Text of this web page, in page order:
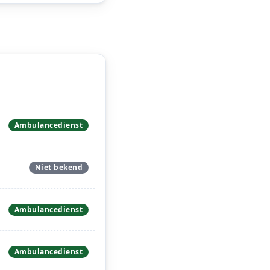
Ambulancedienst
Niet bekend
Ambulancedienst
Ambulancedienst